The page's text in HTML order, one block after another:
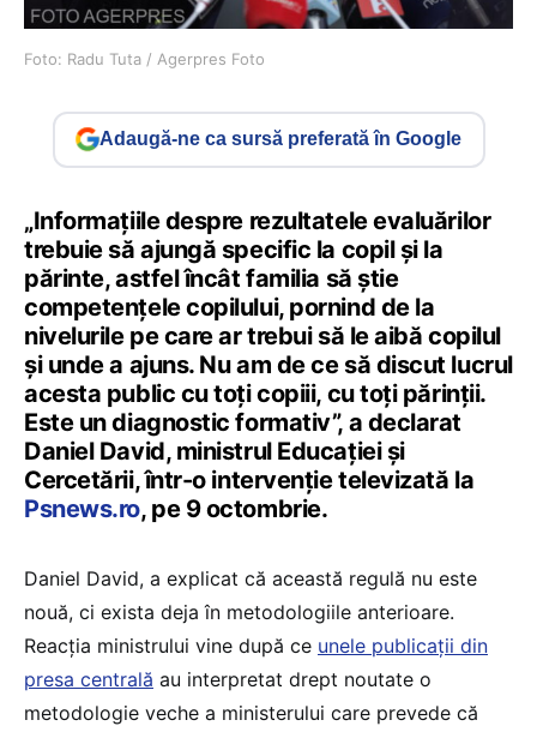
Foto: Radu Tuta / Agerpres Foto
Adaugă-ne ca sursă preferată în Google
„Informațiile despre rezultatele evaluărilor
trebuie să ajungă specific la copil și la
părinte, astfel încât familia să știe
competențele copilului, pornind de la
nivelurile pe care ar trebui să le aibă copilul
și unde a ajuns. Nu am de ce să discut lucrul
acesta public cu toți copiii, cu toți părinții.
Este un diagnostic formativ”, a declarat
Daniel David, ministrul Educației și
Cercetării, într-o intervenție televizată la
Psnews.ro, pe 9 octombrie.
Daniel David, a explicat că această regulă nu este
nouă, ci exista deja în metodologiile anterioare.
Reacția ministrului vine după ce unele publicații din
presa centrală au interpretat drept noutate o
metodologie veche a ministerului care prevede că